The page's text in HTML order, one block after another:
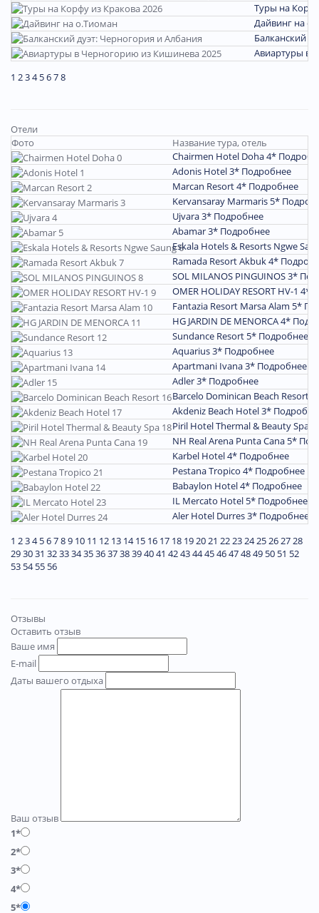
Туры на
Дайвинг на
Балканский
Авиартуры в
1 234 5678
Отели
Фото
Название тура, отель
Chairmen Hotel Doha 4*
Adonis Hotel 3* Подробнее
Marcan Resort 4* Подробнее
Kervansaray Marmaris 5*
Ujvara 3* Подробнее
Abamar 3* Подробнее
Eskala Hotels & Resorts Ngwe
Ramada Resort Akbuk 4*
SOL MILANOS PINGUINOS 3*
OMER HOLIDAY RESORT HV-1 4*
Fantazia Resort Marsa Alam 5*
HG JARDIN DE MENORCA 4*
Sundance Resort 5* Подробнее
Aquarius 3* Подробнее
Apartmani Ivana 3* Подробнее
Adler 3* Подробнее
Barcelo Dominican Beach Resort
Akdeniz Beach Hotel 3*
Piril Hotel Thermal & Beauty Spa
NH Real Arena Punta Cana 5*
Karbel Hotel 4* Подробнее
Pestana Tropico 4* Подробнее
Babaylon Hotel 4* Подробнее
IL Mercato Hotel 5* Подробнее
Aler Hotel Durres 3* Подробнее
1 234 56789 10 11 12 13 14 15 16 17 18 19 20 21 22 23 24 25 26 27 28
293031 32333435363738394041 4243444546474849 50 51 52
53 54 55 56
Отзывы
Оставить отзыв
Ваше имя
E-mail
Даты вашего отдыха
Ваш отзыв
1*
2*
3*
4*
5*